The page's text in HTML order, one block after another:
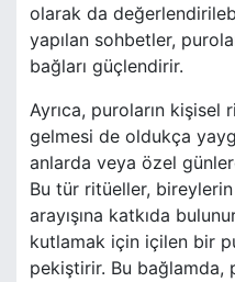
olarak da
yapılan sohbetler,
bağları güçlendirir.
Ayrıca, puroların kişisel
gelmesi de oldukça
anlarda veya özel
Bu tür ritüeller,
arayışına katkıda
kutlamak için içilen bir
pekiştirir. Bu bağlamda,